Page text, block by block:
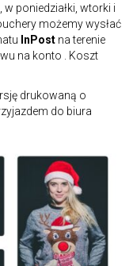
poniedziałki, wtorki i
możemy wysłać
InPost na terenie
na konto . Koszt
drukowaną o
do biura